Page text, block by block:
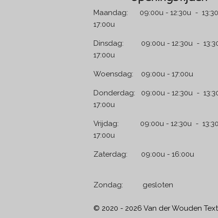
Maandag: 09:00u - 12:30u -
17:00u
Dinsdag: 09:00u - 12:30u -
17:00u
Woensdag: 09:00u - 17:00u
Donderdag: 09:00u - 12:30u -
17:00u
Vrijdag: 09:00u - 12:30u -
17:00u
Zaterdag: 09:00u -
Zondag:
© 2020 - 2026 Van der Wouden